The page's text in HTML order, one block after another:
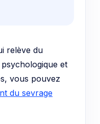
relève du
et
vous pouvez
du sevrage